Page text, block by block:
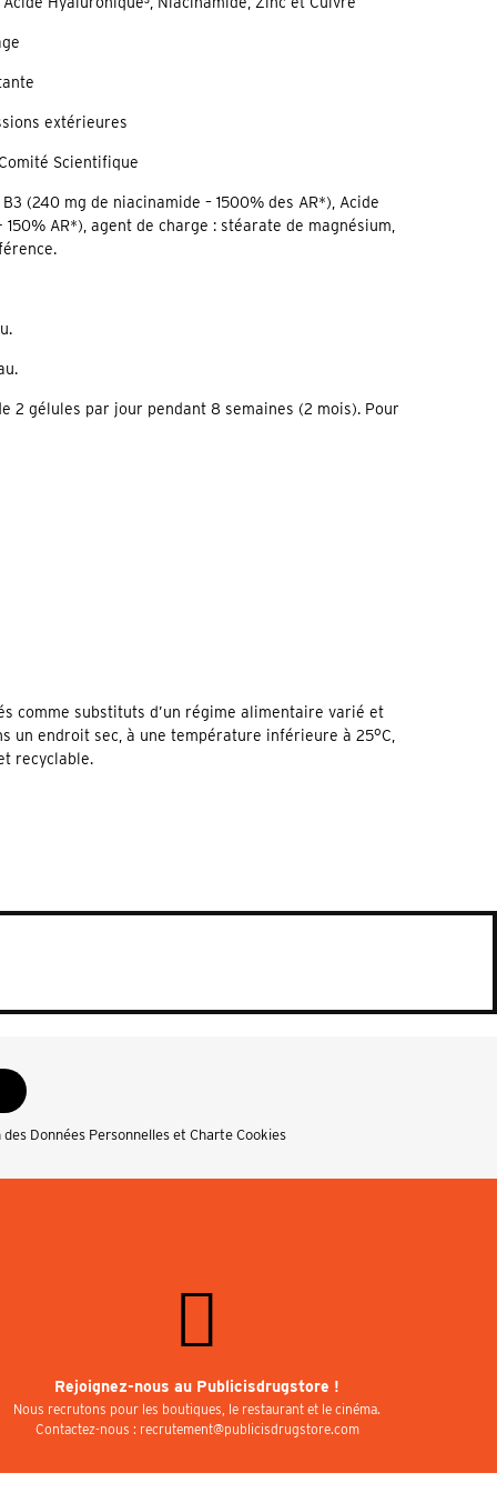
extérieures
Scientifique
(240 mg de niacinamide – 1500% des AR*), Acide
AR*), agent de charge : stéarate de magnésium,
2 gélules par jour pendant 8 semaines (2 mois). Pour
comme substituts d’un régime alimentaire varié et
un endroit sec, à une température inférieure à 25°C,
recyclable.
Données Personnelles et Charte Cookies
Rejoignez-nous au Publicisdrugstore !
Nous recrutons pour les boutiques, le restaurant et le cinéma.
Contactez-nous : recrutement@publicisdrugstore.com